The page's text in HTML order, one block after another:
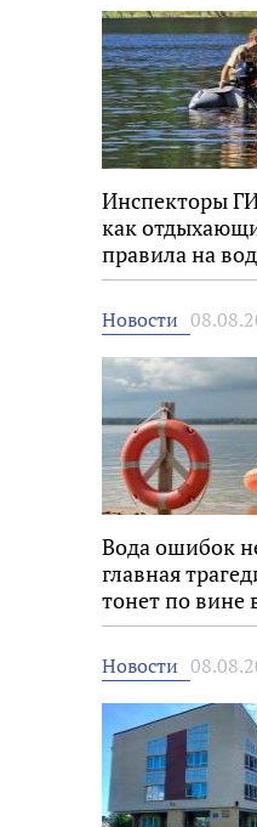
Инспекторы
как
правила на
Новости
Вода ошибок
главная
тонет по вине
Новости